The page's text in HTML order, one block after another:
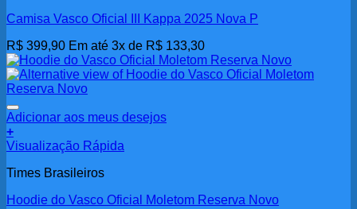
Camisa Vasco Oficial III Kappa 2025 Nova P
R$ 399,90 Em até 3x de R$ 133,30
Adicionar aos meus desejos
+
Este
tem
variantes.
Visualização Rápida
Times Brasileiros
Hoodie do Vasco Oficial Moletom Reserva Novo